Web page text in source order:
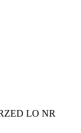
LO NR